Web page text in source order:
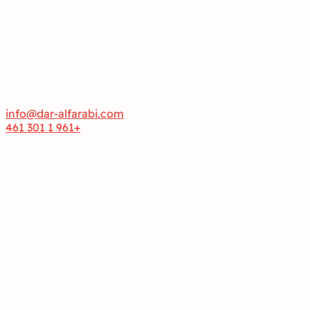
info@dar-alfarabi.com
+961 1 301 461